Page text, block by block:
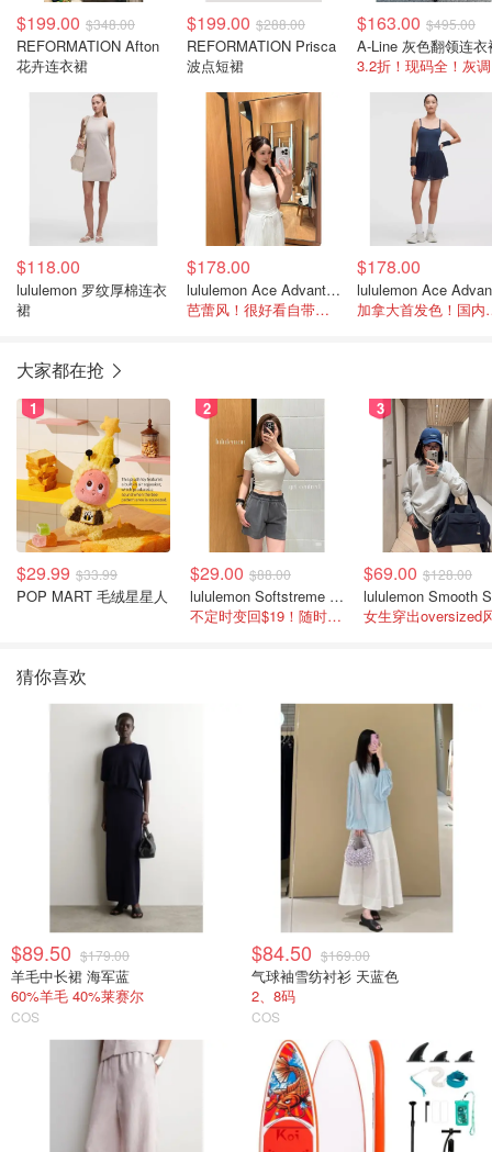
$199.00 $348.00
REFORMATION Afton
花卉连衣裙
$199.00 $288.00
REFORMATION Prisca
波点短裙
$163.00 $495.00
A-Line 灰色翻领连衣
$118.00
lululemon 罗纹厚棉连衣
裙
$178.00
lululemon Ace Advantage 女士网球裙
芭蕾风！很好看自带胸垫
$178.00
加拿大
大家都在抢
1
$29.99 $33.99
POP MART 毛绒星星人
2
$29.00 $88.00
lululemon Softstreme 女士高腰短裤 10cm
不定时变回$19！随时点进来看
3
$69.00 $128.00
女生穿出oversized
猜你喜欢
$89.50 $179.00
羊毛中长裙 海军蓝
60%羊毛 40%莱赛尔
COS
$84.50 $169.00
气球袖雪纺衬衫 天蓝色
2、8码
COS